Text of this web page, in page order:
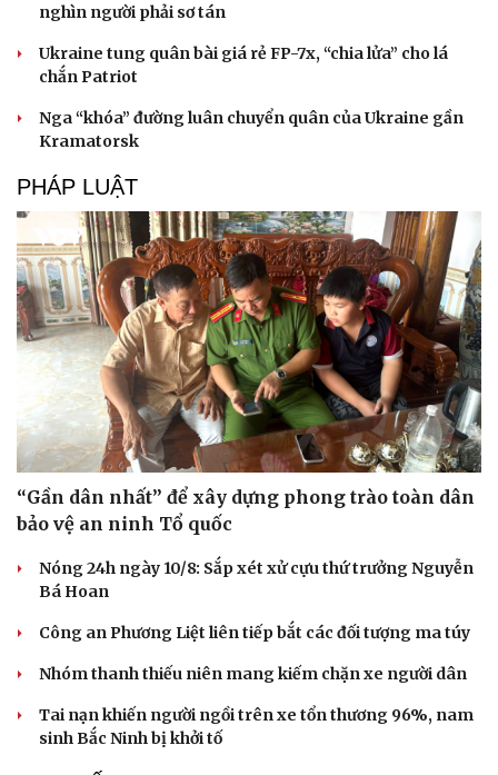
Văn hóa
Sân khấu - Điện ảnh
Âm nhạc
Giải trí
nghìn người phải sơ tán
Ukraine tung quân bài giá rẻ FP-7x, “chia lửa” cho lá
chắn Patriot
Nga “khóa” đường luân chuyển quân của Ukraine gần
Kramatorsk
PHÁP LUẬT
“Gần dân nhất” để xây dựng phong trào toàn dân
bảo vệ an ninh Tổ quốc
Nóng 24h ngày 10/8: Sắp xét xử cựu thứ trưởng Nguyễn
Bá Hoan
Công an Phương Liệt liên tiếp bắt các đối tượng ma túy
Nhóm thanh thiếu niên mang kiếm chặn xe người dân
Tai nạn khiến người ngồi trên xe tổn thương 96%, nam
sinh Bắc Ninh bị khởi tố